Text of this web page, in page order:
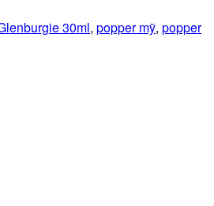
30ml, popper mỹ, popper